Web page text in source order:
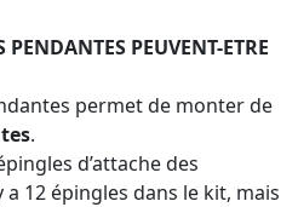
PEUVENT-ETRE
permet de monter de
.
d’attache des
12 épingles dans le kit, mais